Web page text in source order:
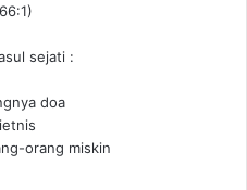
sejati :
doa
orang miskin